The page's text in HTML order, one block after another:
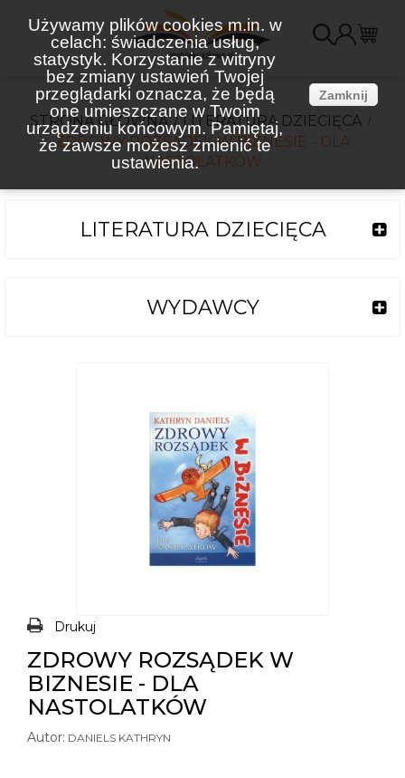
Używamy plików cookies m.in. w
celach: świadczenia usług,
statystyk. Korzystanie z witryny
bez zmiany ustawień Twojej
przeglądarki oznacza, że będą
one umieszczane w Twoim
urządzeniu końcowym. Pamiętaj,
że zawsze możesz zmienić te
ustawienia.
Zamknij
STRONA GŁÓWNA
LITERATURA DZIECIĘCA
ZDROWY ROZSĄDEK W BIZNESIE - DLA
NASTOLATKÓW
LITERATURA DZIECIĘCA
WYDAWCY
Drukuj
ZDROWY ROZSĄDEK W
BIZNESIE - DLA
NASTOLATKÓW
Autor: DANIELS KATHRYN